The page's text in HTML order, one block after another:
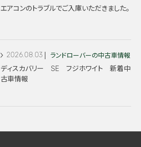
エアコンのトラブルでご入庫いただきました。
2026.08.03 ランドローバーの中古車情報
ディスカバリー SE フジホワイト 新着中
古車情報